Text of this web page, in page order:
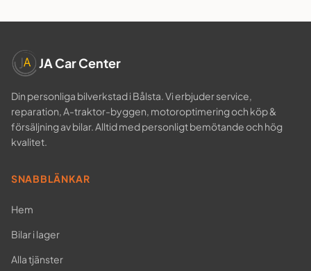
JA Car Center
Din personliga bilverkstad i Bålsta. Vi erbjuder service,
reparation, A-traktor-byggen, motoroptimering och köp &
försäljning av bilar. Alltid med personligt bemötande och hög
kvalitet.
SNABBLÄNKAR
Hem
Bilar i lager
Alla tjänster